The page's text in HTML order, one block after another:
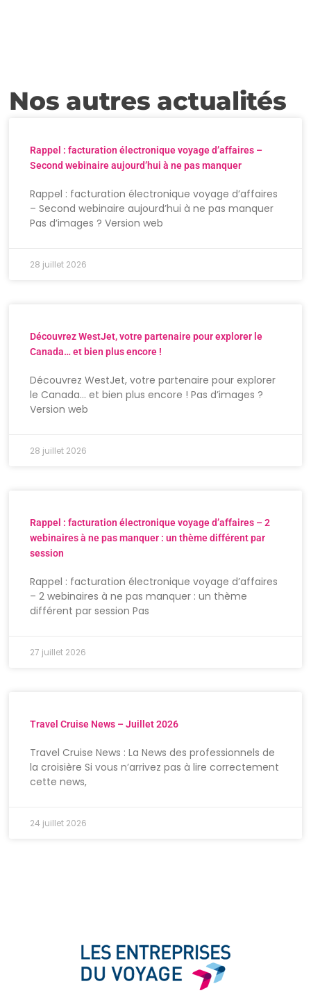
Nos autres actualités
Rappel : facturation électronique voyage d’affaires –
Second webinaire aujourd’hui à ne pas manquer
Rappel : facturation électronique voyage d’affaires
– Second webinaire aujourd’hui à ne pas manquer
Pas d’images ? Version web
28 juillet 2026
Découvrez WestJet, votre partenaire pour explorer le
Canada… et bien plus encore !
Découvrez WestJet, votre partenaire pour explorer
le Canada… et bien plus encore ! Pas d’images ?
Version web
28 juillet 2026
Rappel : facturation électronique voyage d’affaires – 2
webinaires à ne pas manquer : un thème différent par
session
Rappel : facturation électronique voyage d’affaires
– 2 webinaires à ne pas manquer : un thème
différent par session Pas
27 juillet 2026
Travel Cruise News – Juillet 2026
Travel Cruise News : La News des professionnels de
la croisière Si vous n’arrivez pas à lire correctement
cette news,
24 juillet 2026